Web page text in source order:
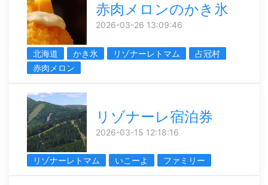
赤肉メロンのかき氷
2026-03-26 13:09:46
北海道 かき氷 リゾナーレトマム
占冠村
赤肉メロン
リゾナーレ宿泊券
2026-03-15 12:18:16
リゾナーレトマム いこーよ ファミリー